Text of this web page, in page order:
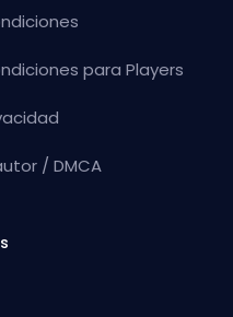
para Players
/ DMCA